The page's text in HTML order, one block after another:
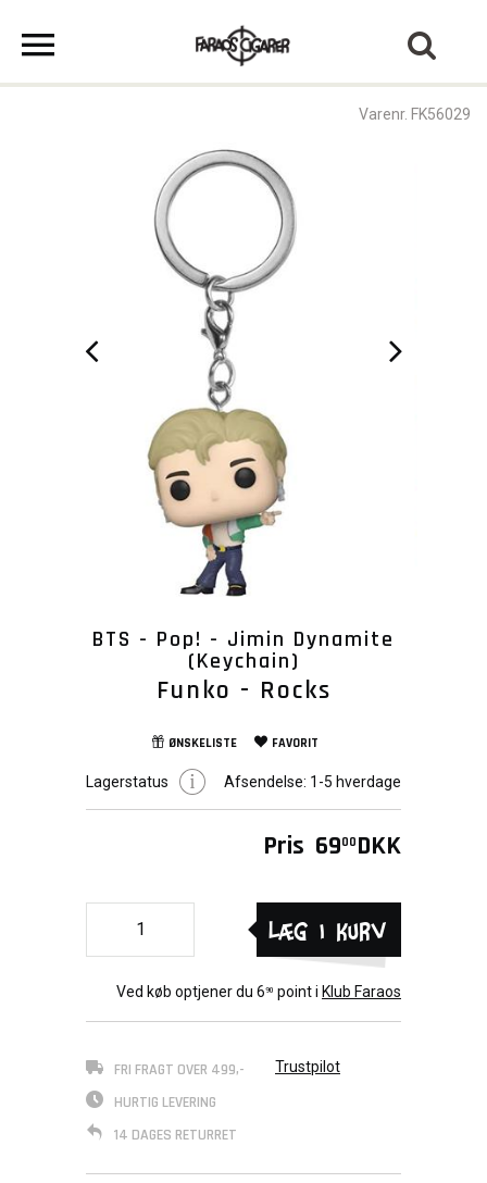
Varenr. FK56029
BTS - Pop! - Jimin Dynamite
(Keychain)
Funko - Rocks
ØNSKELISTE FAVORIT
Lagerstatus Afsendelse: 1-5 hverdage
Pris 6900 DKK
Læg i kurv
Ved køb optjener du 690 point i Klub Faraos
FRI FRAGT OVER 499,-
HURTIG LEVERING
14 DAGES RETURRET
Trustpilot